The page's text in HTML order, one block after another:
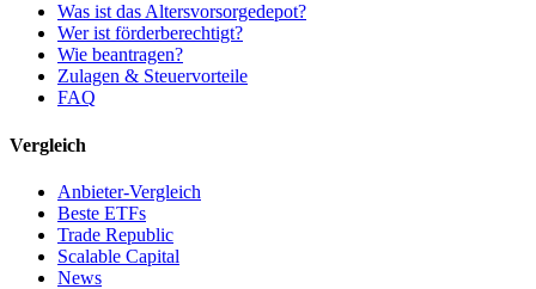
Was ist das Altersvorsorgedepot?
Wer ist förderberechtigt?
Wie beantragen?
Zulagen & Steuervorteile
FAQ
Vergleich
Anbieter-Vergleich
Beste ETFs
Trade Republic
Scalable Capital
News